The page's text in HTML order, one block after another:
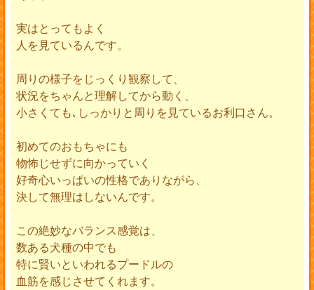
実はとってもよく
人を見ているんです。
周りの様子をじっくり観察して、
状況をちゃんと理解してから動く、
小さくても､しっかりと周りを見ているお利口さん。
初めてのおもちゃにも
物怖じせずに向かっていく
好奇心いっぱいの性格でありながら、
決して無理はしないんです。
この絶妙なバランス感覚は、
数ある犬種の中でも
特に賢いといわれるプードルの
血筋を感じさせてくれます。